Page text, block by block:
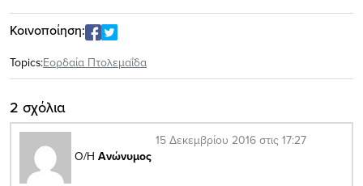
Κοινοποίηση:
Topics:Εορδαία Πτολεμαΐδα
2 σχόλια
Ο/Η Ανώνυμος
15 Δεκεμβρίου 2016 στις 17:27